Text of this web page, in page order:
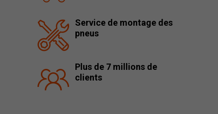
Service de montage des
pneus
Plus de 7 millions de
clients